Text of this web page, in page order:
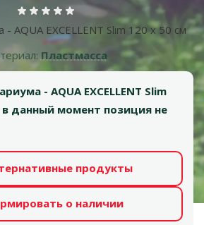
AQUA EXCELLENT Slim 120 x 50 cм
Оценка 0%
Пластмасса
- AQUA EXCELLENT Slim
в данный момент позиция не
продукты
о наличии